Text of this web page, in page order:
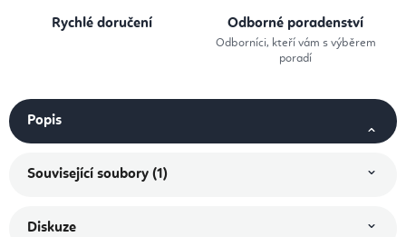
Rychlé doručení Odborné poradenství
Odborníci, kteří vám s výběrem
poradí
Popis
Související soubory (1)
Diskuze